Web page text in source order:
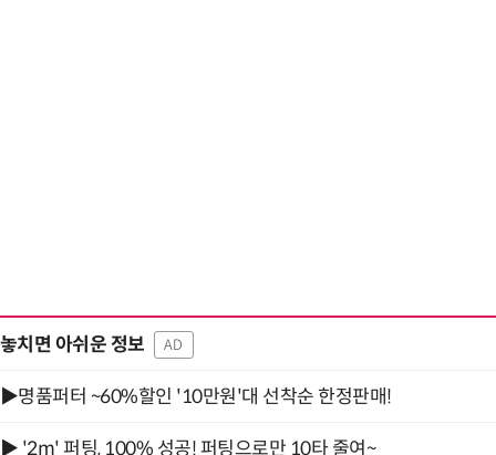
놓치면 아쉬운 정보 AD
▶명품퍼터 ~60%할인 '10만원'대 선착순 한정판매!
▶ '2m' 퍼팅, 100% 성공! 퍼팅으로만 10타 줄여~